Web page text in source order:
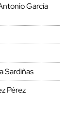
García
Sardiñas
Pérez